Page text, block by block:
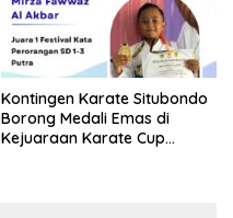
Kontingen Karate Situbondo
Borong Medali Emas di
Kejuaraan Karate Cup